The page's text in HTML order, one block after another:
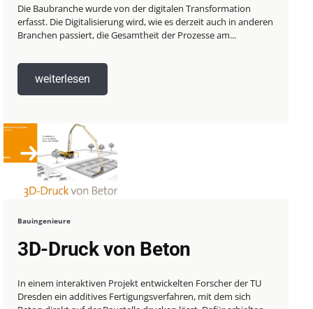
Die Baubranche wurde von der digitalen Transformation
erfasst. Die Digitalisierung wird, wie es derzeit auch in anderen
Branchen passiert, die Gesamtheit der Prozesse am...
weiterlesen
Bauingenieure
3D-Druck von Beton
In einem interaktiven Projekt entwickelten Forscher der TU
Dresden ein additives Fertigungsverfahren, mit dem sich